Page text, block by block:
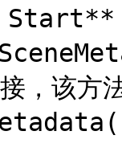
，该方